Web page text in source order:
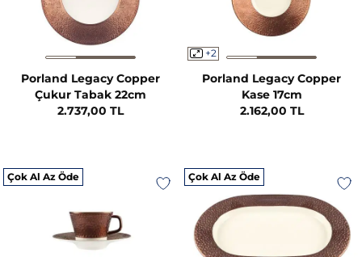
Porland Legacy Copper
Çukur Tabak 22cm
2.737,00 TL
+2
Porland Legacy Copper
Kase 17cm
2.162,00 TL
Çok Al Az Öde Çok Al Az Öde